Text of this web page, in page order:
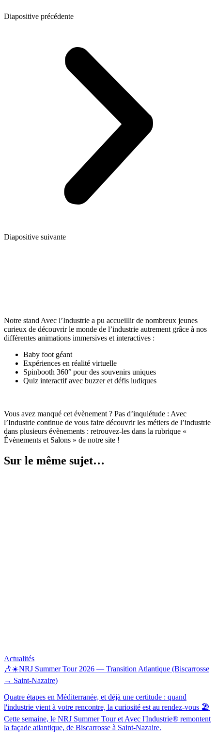
Diapositive précédente
Diapositive suivante
Notre stand Avec l’Industrie a pu accueillir de nombreux jeunes
curieux de découvrir le monde de l’industrie autrement grâce à nos
différentes animations immersives et interactives :
Baby foot géant
Expériences en réalité virtuelle
Spinbooth 360° pour des souvenirs uniques
Quiz interactif avec buzzer et défis ludiques
Vous avez manqué cet évènement ? Pas d’inquiétude : Avec
l’Industrie continue de vous faire découvrir les métiers de l’industrie
dans plusieurs évènements : retrouvez-les dans la rubrique «
Évènements et Salons » de notre site !
Sur le même sujet…
Actualités
🎶☀️NRJ Summer Tour 2026 — Transition Atlantique (Biscarrosse
→ Saint-Nazaire)
Quatre étapes en Méditerranée, et déjà une certitude : quand
l'industrie vient à votre rencontre, la curiosité est au rendez-vous 🏖️
Cette semaine, le NRJ Summer Tour et Avec l'Industrie® remontent
la façade atlantique, de Biscarrosse à Saint-Nazaire.